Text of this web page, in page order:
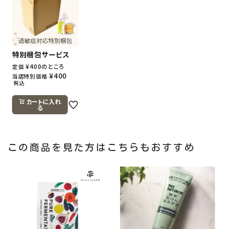
特別梱包サービス
定価 ¥400のところ
当店特別価格 ¥400
税込
カートに入れ
る
この商品を見た方はこちらもおすすめ